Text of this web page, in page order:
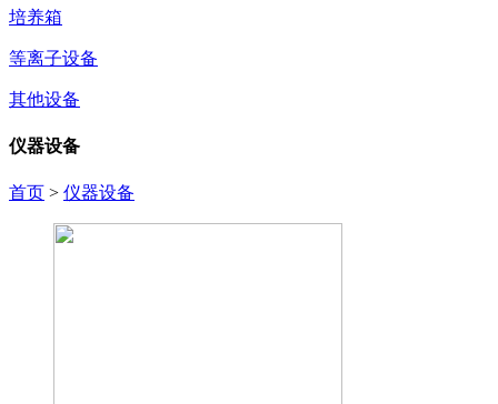
培养箱
等离子设备
其他设备
仪器设备
首页 > 仪器设备